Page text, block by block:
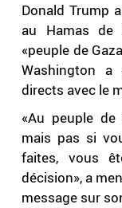
Donald Trump
au Hamas de
«peuple de
Washington
directs avec le
«Au peuple
mais pas si
faites, vous
décision», a
message sur